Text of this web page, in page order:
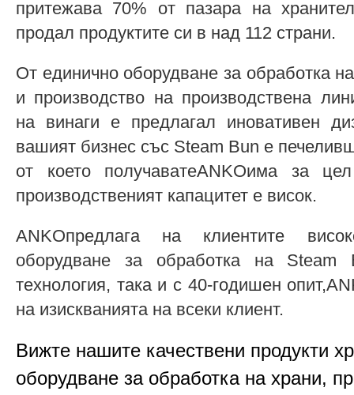
притежава 70% от пазара на
продал продуктите си в над 112 страни.
От единично оборудване за обработка
и производство на производствена
на винаги е предлагал иновативен
вашият бизнес със Steam Bun е
от което получаватеANKOима за
производственият капацитет е висок.
ANKOпредлага на клиентите
оборудване за обработка на Steam
технология, така и с 40-годишен
на изискванията на всеки клиент.
Вижте нашите качествени продукти
оборудване за обработка на храни,